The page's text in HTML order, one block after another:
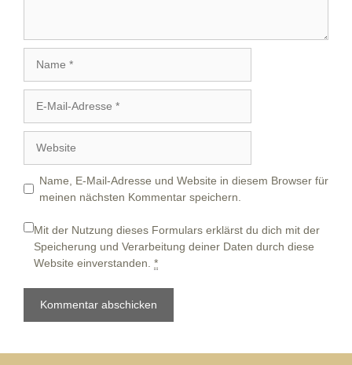
Mail-
Adresse
Name, E-Mail-Adresse und Website in diesem Browser für
meinen nächsten Kommentar speichern.
Mit der Nutzung dieses Formulars erklärst du dich mit der
Speicherung und Verarbeitung deiner Daten durch diese
Website einverstanden. *